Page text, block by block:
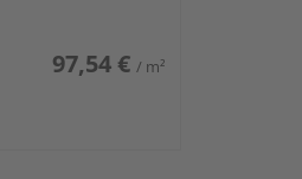
97,54 € / m²